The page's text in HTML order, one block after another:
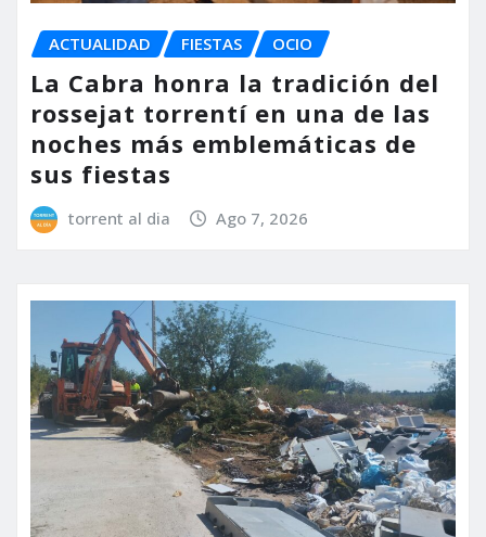
ACTUALIDAD FIESTAS OCIO
La Cabra honra la tradición del
rossejat torrentí en una de las
noches más emblemáticas de
sus fiestas
torrent al dia Ago 7, 2026